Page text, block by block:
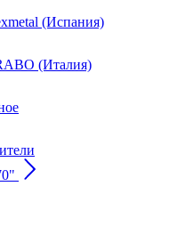
(Испания)
(Италия)